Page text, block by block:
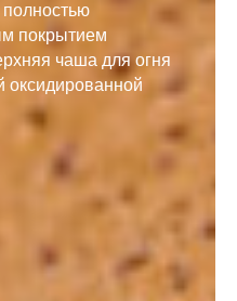
покрытием
чаша для огня
оксидированной